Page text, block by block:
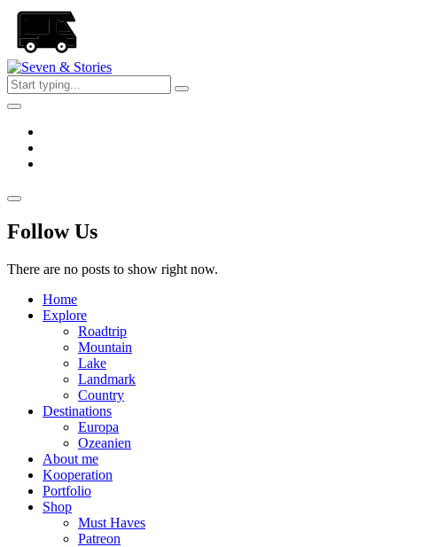
Skip
the
content
Seven
Stories
Follow Us
There are no posts to show right now.
Home
Explore
Roadtrip
Mountain
Lake
Landmark
Country
Destinations
Europa
Ozeanien
About me
Kooperation
Portfolio
Shop
Must Haves
Patreon